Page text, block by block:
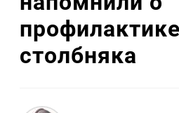
профилактике
столбняка